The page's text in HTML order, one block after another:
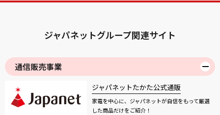
ジャパネットグループ関連サイト
通信販売事業
ジャパネットたかた公式通販
家電を中心に、ジャパネットが自信をもって厳選
した商品だけをご紹介！